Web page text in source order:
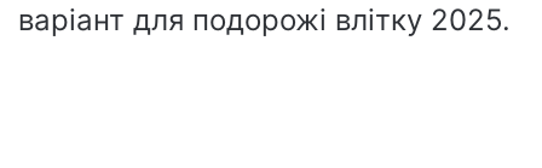
варіант для подорожі влітку 2025.